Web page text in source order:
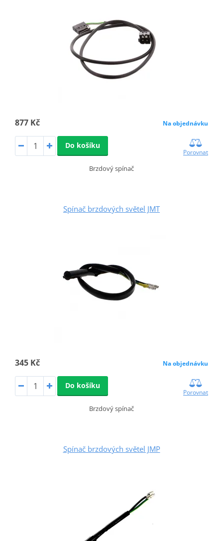
877 Kč Na objednávku
Do košíku
Porovnat
Brzdový spínač
Spínač brzdových světel JMT
345 Kč Na objednávku
Do košíku
Porovnat
Brzdový spínač
Spínač brzdových světel JMP